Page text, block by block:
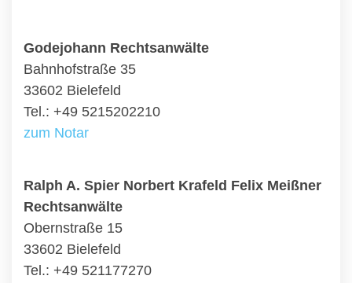
Godejohann Rechtsanwälte
Bahnhofstraße 35
33602 Bielefeld
Tel.: +49 5215202210
zum Notar
Ralph A. Spier Norbert Krafeld Felix Meißner
Rechtsanwälte
Obernstraße 15
33602 Bielefeld
Tel.: +49 521177270